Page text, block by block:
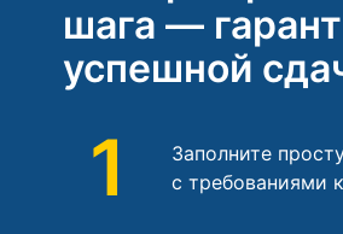
шага —
успешной
1
Заполните
с требованиями